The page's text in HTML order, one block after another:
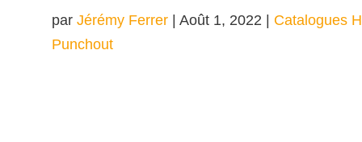
par Jérémy Ferrer Août 1, 2022
Catalogues
Punchout